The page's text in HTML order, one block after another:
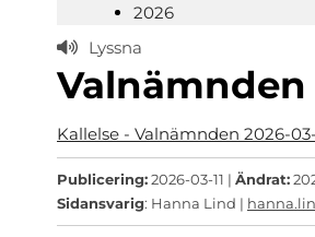
2026
Lyssna
Valnämnden
Kallelse - Valnämnden 2026-
Publicering:2026-03-11 | Ändrat:
Sidansvarig: Hanna Lind |